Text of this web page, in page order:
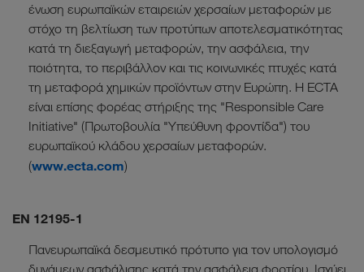
ένωση ευρωπαϊκών εταιρειών χερσαίων μεταφορών με
στόχο τη βελτίωση των προτύπων αποτελεσματικότητας
κατά τη διεξαγωγή μεταφορών, την ασφάλεια, την
ποιότητα, το περιβάλλον και τις κοινωνικές πτυχές κατά
τη μεταφορά χημικών προϊόντων στην Ευρώπη. Η ECTA
είναι επίσης φορέας στήριξης της "Responsible Care
Initiative" (Πρωτοβουλία "Υπεύθυνη φροντίδα") του
ευρωπαϊκού κλάδου χερσαίων μεταφορών.
(www.ecta.com)
EN 12195-1
Πανευρωπαϊκά δεσμευτικό πρότυπο για τον υπολογισμό
δυνάμεων ασφάλισης κατά την ασφάλεια φορτίου. Ισχύει